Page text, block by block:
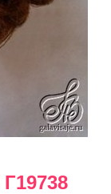
Г19738